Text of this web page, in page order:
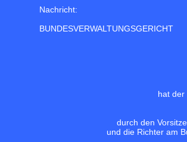
Nachricht:
BUNDESVERWALTUNGSGERICHT
hat der
durch den
und die Richter am